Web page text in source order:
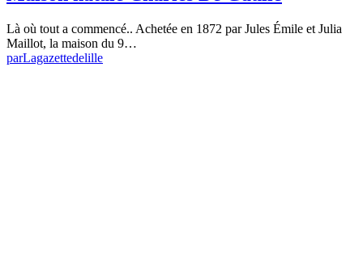
Là où tout a commencé.. Achetée en 1872 par Jules Émile et Julia
Maillot, la maison du 9…
parLagazettedelille